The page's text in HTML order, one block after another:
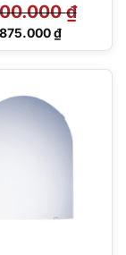
₫
Giá
6.500.000 ₫.
₫
Giá
4.875.000 ₫.